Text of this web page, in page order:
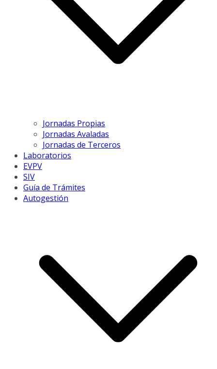
Jornadas Propias
Jornadas Avaladas
Jornadas de Terceros
Laboratorios
EVPV
SIV
Guía de Trámites
Autogestión